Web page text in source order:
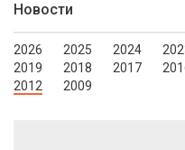
Новости
2026 2025 2024
2019
2018 2017
2012
2009